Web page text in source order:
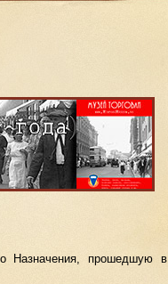
Назначения, прошедшую в